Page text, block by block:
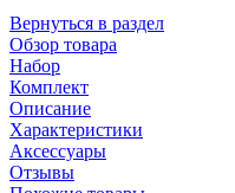
Вернуться в раздел
Обзор товара
Набор
Комплект
Описание
Характеристики
Аксессуары
Отзывы